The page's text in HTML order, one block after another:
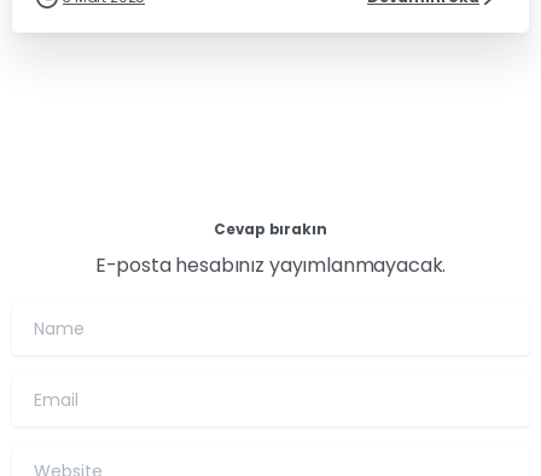
Cevap bırakın
E-posta hesabınız yayımlanmayacak.
Name
Email
Website